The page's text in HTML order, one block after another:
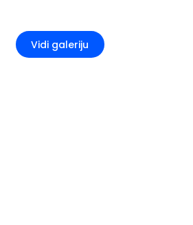
Vidi galeriju